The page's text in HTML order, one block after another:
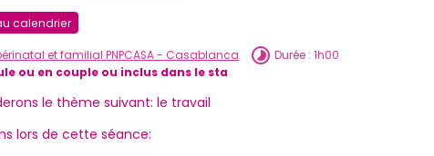
calendrier
et familial PNPCASA - Casablanca
Durée : 1h00
ou en couple ou inclus dans le sta
le thème suivant: le travail
lors de cette séance: